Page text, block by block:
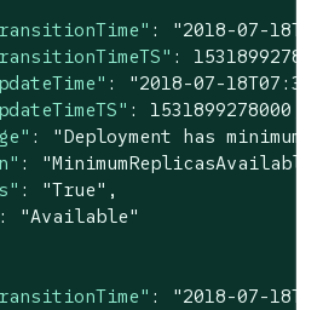
:
"2018-07-
:
:
"2018-07-
: 1531899278000
:
"Deployment has
:
"MinimumReplicasAvailable"
: "True" ,
:
"Available"
:
"2018-07-